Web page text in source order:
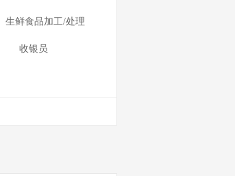
生鲜食品加工/处理
收银员